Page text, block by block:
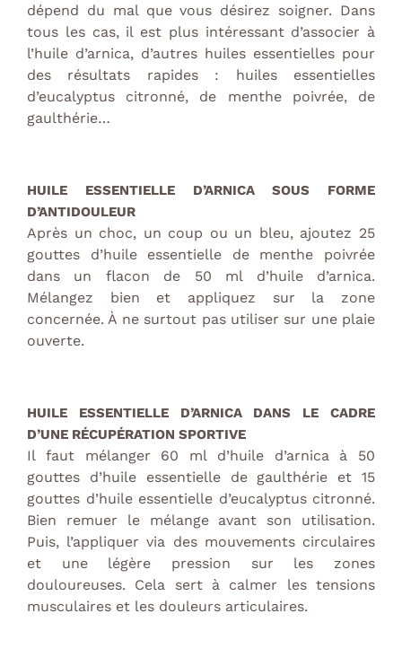
dépend du mal que vous désirez soigner. Dans
tous les cas, il est plus intéressant d’associer à
l’huile d’arnica, d’autres huiles essentielles pour
des résultats rapides : huiles essentielles
d’eucalyptus citronné, de menthe poivrée, de
gaulthérie…
HUILE ESSENTIELLE D’ARNICA SOUS FORME
D’ANTIDOULEUR
Après un choc, un coup ou un bleu, ajoutez 25
gouttes d’huile essentielle de menthe poivrée
dans un flacon de 50 ml d’huile d’arnica.
Mélangez bien et appliquez sur la zone
concernée. À ne surtout pas utiliser sur une plaie
ouverte.
HUILE ESSENTIELLE D’ARNICA DANS LE CADRE
D’UNE RÉCUPÉRATION SPORTIVE
Il faut mélanger 60 ml d’huile d’arnica à 50
gouttes d’huile essentielle de gaulthérie et 15
gouttes d’huile essentielle d’eucalyptus citronné.
Bien remuer le mélange avant son utilisation.
Puis, l’appliquer via des mouvements circulaires
et une légère pression sur les zones
douloureuses. Cela sert à calmer les tensions
musculaires et les douleurs articulaires.